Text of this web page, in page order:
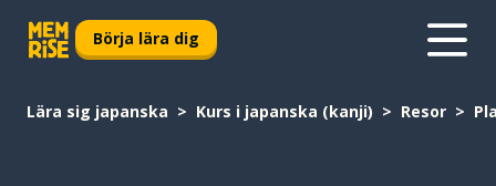
Börja lära dig
Lära sig japanska Kurs i japanska (kanji) Resor